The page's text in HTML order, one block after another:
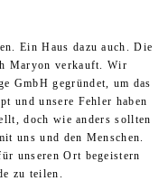
Ein Haus dazu auch. Die
Maryon verkauft. Wir
GmbH gegründet, um das
und unsere Fehler haben
doch wie anders sollten
uns und den Menschen.
unseren Ort begeistern
zu teilen.